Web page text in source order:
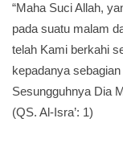
“Maha Suci Allah,
pada suatu malam
telah Kami berkahi
kepadanya
Sesungguhnya Dia
(QS. Al-Isra’: 1)